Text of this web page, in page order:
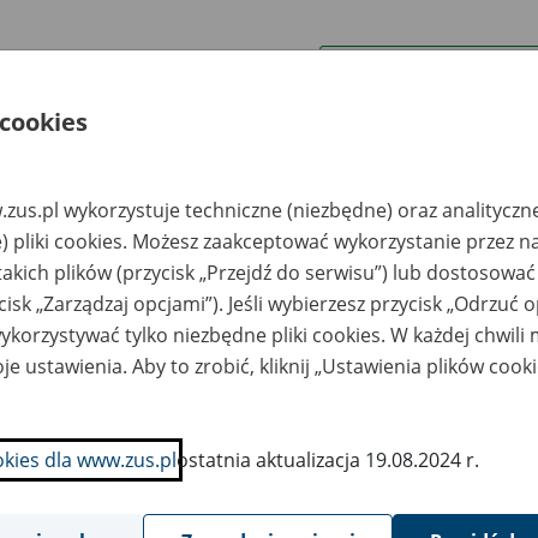
uwagi można przesyłać poprzez
Ukryj wszystkie pozycje bazy
pracy
Miejsce
przechowywania
dokumentów
Nr zespołu akt w
archiwum
państwowym
Daty
w Bydgoszczy,
Fordońska 246
Dokumentów NOVIS-
TRADE Sp. z o.o. 85-
145 Bydgoszcz, ul.
wykorzystuje techniczne (niezbędne) oraz
pliki cookies. Możesz zaakceptować wykorzystanie przez
plików (przycisk „Przejdź do serwisu”) lub
„Zarządzaj opcjami”). Jeśli wybierzesz przycisk „Odrzuć
tylko niezbędne pliki cookies. W każdej chwili
ustawienia. Aby to zrobić, kliknij „Ustawienia plików
dla www.zus.plostatnia aktualizacja 19.08.2024 r.